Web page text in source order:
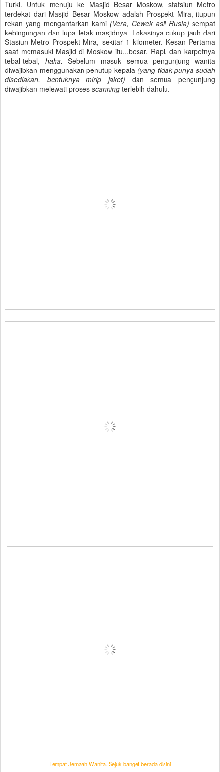
Turki. Untuk menuju ke Masjid Besar Moskow, statsiun Metro
terdekat dari Masjid Besar Moskow adalah Prospekt Mira, itupun
rekan yang mengantarkan kami (Vera, Cewek asli Rusia) sempat
kebingungan dan lupa letak masjidnya. Lokasinya cukup jauh dari
Stasiun Metro Prospekt Mira, sekitar 1 kilometer. Kesan Pertama
saat memasuki Masjid di Moskow itu...besar. Rapi, dan karpetnya
tebal-tebal, haha. Sebelum masuk semua pengunjung wanita
diwajibkan menggunakan penutup kepala (yang tidak punya sudah
disediakan, bentuknya mirip jaket) dan semua pengunjung
diwajibkan melewati proses scanning terlebih dahulu.
Tempat Jemaah Wanita. Sejuk banget berada disini